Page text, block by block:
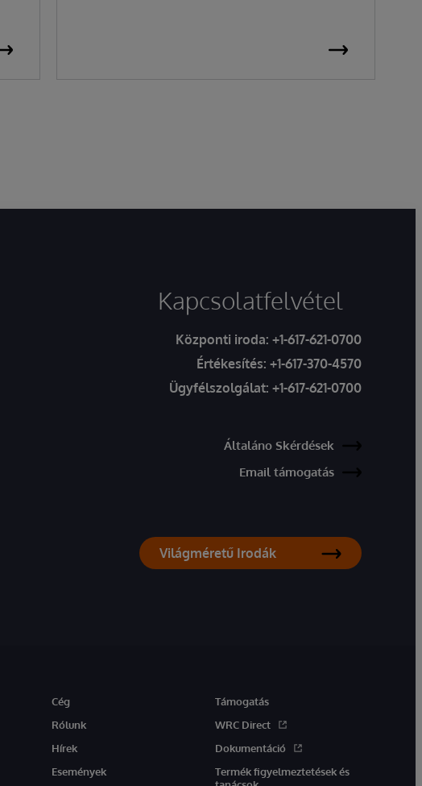
Kapcsolatfelvétel
Központi iroda: +1-617-621-0700
Értékesítés: +1-617-370-4570
Ügyfélszolgálat: +1-617-621-0700
Általáno Skérdések
Email támogatás
Világméretű Irodák
Cég
Rólunk
Hírek
Események
Támogatás
WRC Direct
Dokumentáció
Termék figyelmeztetések és